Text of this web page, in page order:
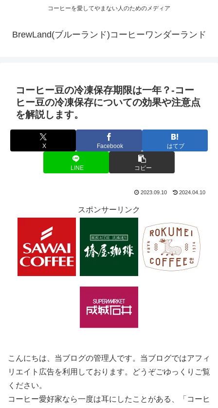
コーヒーを愛してやまない人のためのメディア
BrewLand(ブルーランド)コーヒーワンダーランド
コーヒー豆の冷凍保存期限は一年？-コー
ヒー豆の冷凍保存についての効果や注意点
を解説します。
X Facebook はてブ
LINE コピー
2023.09.10 2024.04.10
スポンサーリンク
こんにちは、当ブログの管理人です。当ブログではアフィ
リエイト広告を利用しております。どうぞごゆっくりご覧
ください。
コーヒー愛好家なら一度は耳にしたことがある、「コーヒ